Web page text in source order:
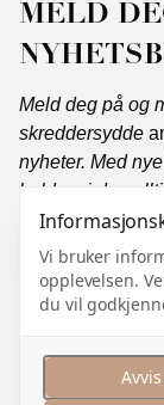
MELD
Meld deg på og
skreddersydde
nyheter. Med
holder vi deg
og jeg godtar
Vi bruker
opplevelsen.
du vil